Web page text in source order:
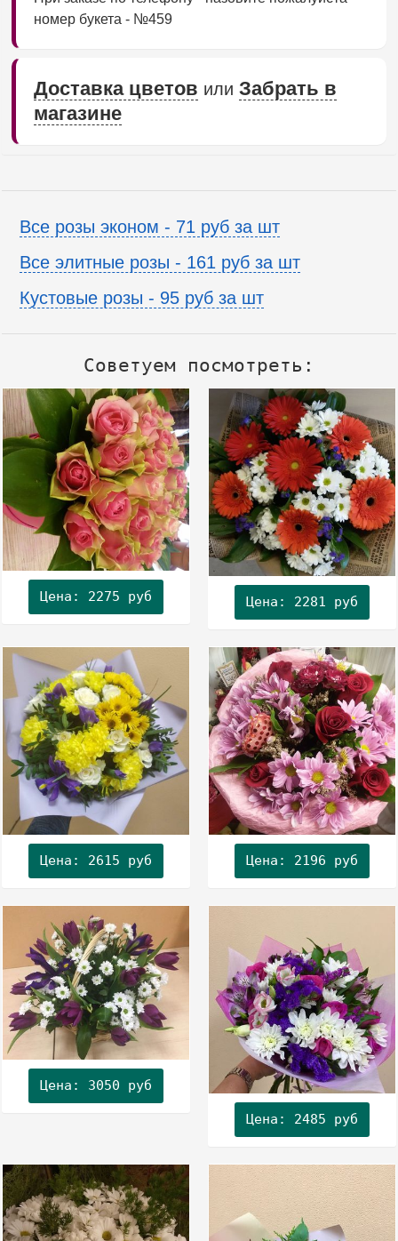
номер букета - №459
Доставка цветов или Забрать в
магазине
Все розы эконом - 71 руб за шт
Все элитные розы - 161 руб за шт
Кустовые розы - 95 руб за шт
Советуем посмотреть:
Цена: 2275 руб Цена: 2281 руб
Цена: 2615 руб Цена: 2196 руб
Цена: 3050 руб
Цена: 2485 руб